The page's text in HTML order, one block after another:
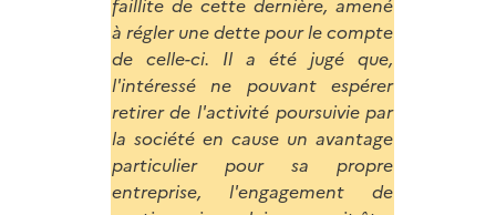
à régler une dette pour le compte
de celle-ci. Il a été jugé que,
l'intéressé ne pouvant espérer
retirer de l'activité poursuivie par
la société en cause un avantage
particulier pour sa propre
entreprise, l'engagement de